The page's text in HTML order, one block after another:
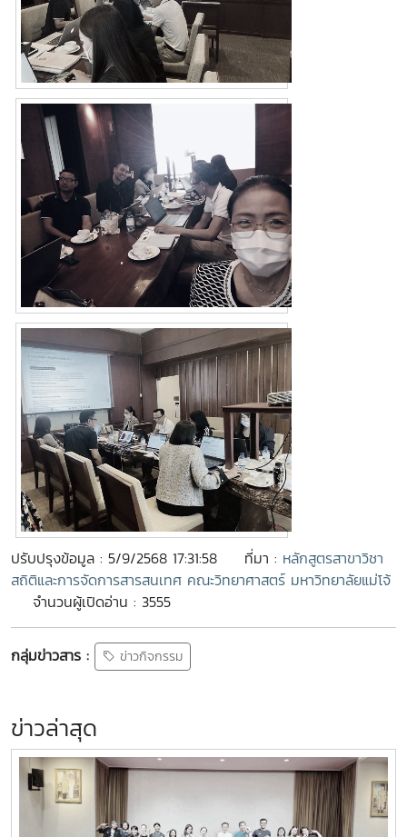
ปรับปรุงข้อมูล : 5/9/2568 17:31:58 ที่มา : หลักสูตรสาขาวิชา
สถิติและการจัดการสารสนเทศ คณะวิทยาศาสตร์ มหาวิทยาลัยแม่โจ้
จำนวนผู้เปิดอ่าน : 3555
กลุ่มข่าวสาร : ข่าวกิจกรรม
ข่าวล่าสุด